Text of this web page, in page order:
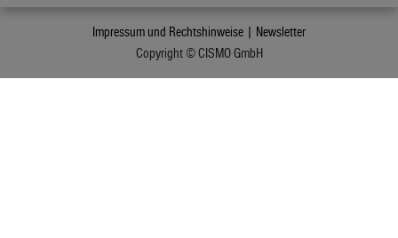
Impressum und Rechtshinweise | Newsletter
Copyright © CISMO GmbH